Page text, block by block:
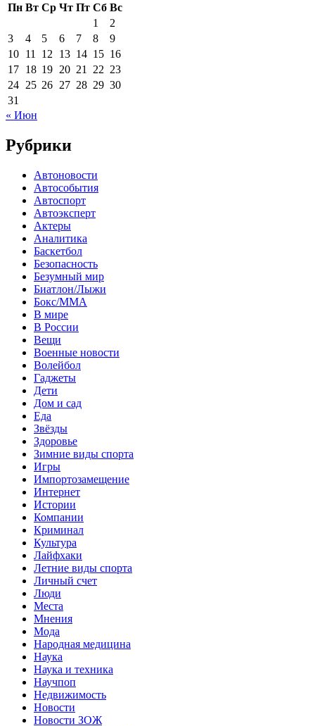
Пн Вт Ср Чт Пт Сб Вс
1
2
3
4 5 6 7 8
9
10 11 12 13 14 15 16
17 18 19 20 21 22 23
24 25 26 27 28 29 30
31
« Июн
Рубрики
Автоновости
Автособытия
Автоспорт
Автоэксперт
Актеры
Аналитика
Баскетбол
Безопасность
Безумный мир
Биатлон/Лыжи
Бокс/MMA
В мире
В России
Вещи
Военные новости
Волейбол
Гаджеты
Дети
Дом и сад
Еда
Звёзды
Здоровье
Зимние виды спорта
Игры
Импортозамещение
Интернет
Истории
Компании
Криминал
Культура
Лайфхаки
Летние виды спорта
Личный счет
Люди
Места
Мнения
Мода
Народная медицина
Наука
Наука и техника
Научпоп
Недвижимость
Новости
Новости ЗОЖ